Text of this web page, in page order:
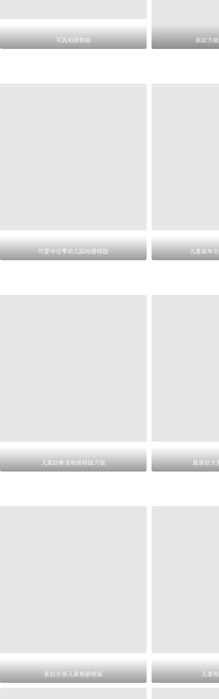
写真相册模板 新款方
可爱毕业季幼儿园相册模版 儿童新年
儿童跆拳道相册模版方版 最新款方
新款方形儿童相册模版 儿童